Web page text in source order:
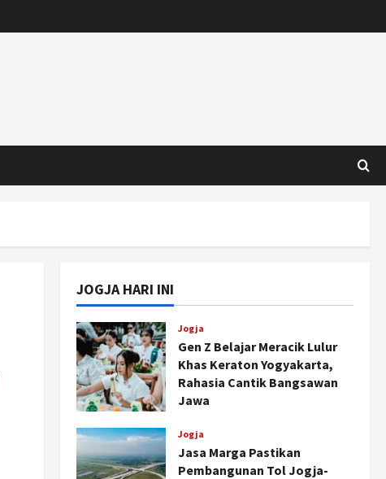
JOGJA HARI INI
Jogja
Gen Z Belajar Meracik Lulur
Khas Keraton Yogyakarta,
Rahasia Cantik Bangsawan
Jawa
Jogja
Jasa Marga Pastikan
Pembangunan Tol Jogja-